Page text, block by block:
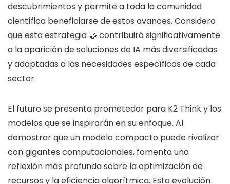
descubrimientos y permite a toda la comunidad
científica beneficiarse de estos avances. Considero
que esta estrategia 🤝 contribuirá significativamente
a la aparición de soluciones de IA más diversificadas
y adaptadas a las necesidades específicas de cada
sector.
El futuro se presenta prometedor para K2 Think y los
modelos que se inspirarán en su enfoque. Al
demostrar que un modelo compacto puede rivalizar
con gigantes computacionales, fomenta una
reflexión más profunda sobre la optimización de
recursos y la eficiencia algorítmica. Esta evolución